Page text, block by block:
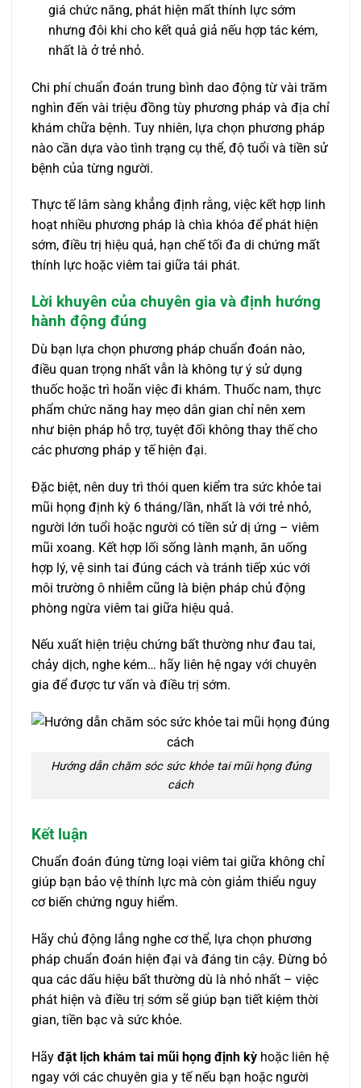
giá chức năng, phát hiện mất thính lực sớm
nhưng đôi khi cho kết quả giả nếu hợp tác kém,
nhất là ở trẻ nhỏ.
Chi phí chuẩn đoán trung bình dao động từ vài trăm
nghìn đến vài triệu đồng tùy phương pháp và địa chỉ
khám chữa bệnh. Tuy nhiên, lựa chọn phương pháp
nào cần dựa vào tình trạng cụ thể, độ tuổi và tiền sử
bệnh của từng người.
Thực tế lâm sàng khẳng định rằng, việc kết hợp linh
hoạt nhiều phương pháp là chìa khóa để phát hiện
sớm, điều trị hiệu quả, hạn chế tối đa di chứng mất
thính lực hoặc viêm tai giữa tái phát.
Lời khuyên của chuyên gia và định hướng
hành động đúng
Dù bạn lựa chọn phương pháp chuẩn đoán nào,
điều quan trọng nhất vẫn là không tự ý sử dụng
thuốc hoặc trì hoãn việc đi khám. Thuốc nam, thực
phẩm chức năng hay mẹo dân gian chỉ nên xem
như biện pháp hỗ trợ, tuyệt đối không thay thế cho
các phương pháp y tế hiện đại.
Đặc biệt, nên duy trì thói quen kiểm tra sức khỏe tai
mũi họng định kỳ 6 tháng/lần, nhất là với trẻ nhỏ,
người lớn tuổi hoặc người có tiền sử dị ứng – viêm
mũi xoang. Kết hợp lối sống lành mạnh, ăn uống
hợp lý, vệ sinh tai đúng cách và tránh tiếp xúc với
môi trường ô nhiễm cũng là biện pháp chủ động
phòng ngừa viêm tai giữa hiệu quả.
Nếu xuất hiện triệu chứng bất thường như đau tai,
chảy dịch, nghe kém… hãy liên hệ ngay với chuyên
gia để được tư vấn và điều trị sớm.
Hướng dẫn chăm sóc sức khỏe tai mũi họng đúng
cách
Kết luận
Chuẩn đoán đúng từng loại viêm tai giữa không chỉ
giúp bạn bảo vệ thính lực mà còn giảm thiểu nguy
cơ biến chứng nguy hiểm.
Hãy chủ động lắng nghe cơ thể, lựa chọn phương
pháp chuẩn đoán hiện đại và đáng tin cậy. Đừng bỏ
qua các dấu hiệu bất thường dù là nhỏ nhất – việc
phát hiện và điều trị sớm sẽ giúp bạn tiết kiệm thời
gian, tiền bạc và sức khỏe.
Hãy đặt lịch khám tai mũi họng định kỳ hoặc liên hệ
ngay với các chuyên gia y tế nếu bạn hoặc người